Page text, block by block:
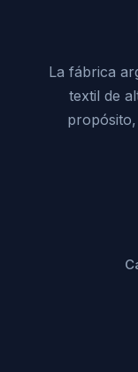
La fábrica
textil de